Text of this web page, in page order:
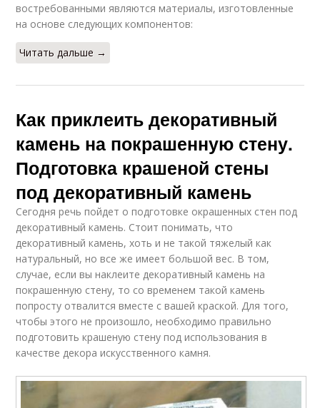
востребованными являются материалы, изготовленные
на основе следующих компонентов:
Читать дальше →
Как приклеить декоративный
камень на покрашенную стену.
Подготовка крашеной стены
под декоративный камень
Сегодня речь пойдет о подготовке окрашенных стен под
декоративный камень. Стоит понимать, что
декоративный камень, хоть и не такой тяжелый как
натуральный, но все же имеет большой вес. В том,
случае, если вы наклеите декоративный камень на
покрашенную стену, то со временем такой камень
попросту отвалится вместе с вашей краской. Для того,
чтобы этого не произошло, необходимо правильно
подготовить крашеную стену под использования в
качестве декора искусственного камня.